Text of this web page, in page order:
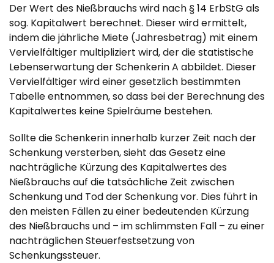
Der Wert des Nießbrauchs wird nach § 14 ErbStG als
sog. Kapitalwert berechnet. Dieser wird ermittelt,
indem die jährliche Miete (Jahresbetrag) mit einem
Vervielfältiger multipliziert wird, der die statistische
Lebenserwartung der Schenkerin A abbildet. Dieser
Vervielfältiger wird einer gesetzlich bestimmten
Tabelle entnommen, so dass bei der Berechnung des
Kapitalwertes keine Spielräume bestehen.
Sollte die Schenkerin innerhalb kurzer Zeit nach der
Schenkung versterben, sieht das Gesetz eine
nachträgliche Kürzung des Kapitalwertes des
Nießbrauchs auf die tatsächliche Zeit zwischen
Schenkung und Tod der Schenkung vor. Dies führt in
den meisten Fällen zu einer bedeutenden Kürzung
des Nießbrauchs und – im schlimmsten Fall – zu einer
nachträglichen Steuerfestsetzung von
Schenkungssteuer.